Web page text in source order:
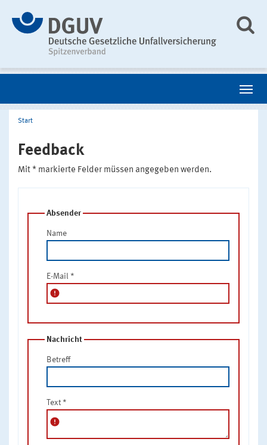
Start
Feedback
Mit * markierte Felder müssen angegeben werden.
Absender
Name
E-Mail *
error
Nachricht
Betreff
Text *
error